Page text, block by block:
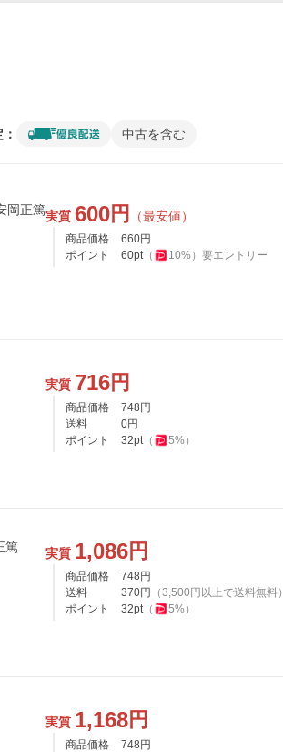
中古を含む
岡正篤実質 600円 （最安値）
商品価格 660円
ポイント
60pt（ 10%） 要エントリー
実質 716円
商品価格 748 円
送料
0円
ポイント
32pt（ 5%）
篤 実質 1,086円
商品価格 748 円
送料
370円 （3,500 円以上で送料無料）
ポイント
32pt（ 5%）
実質 1,168円
商品価格 748 円